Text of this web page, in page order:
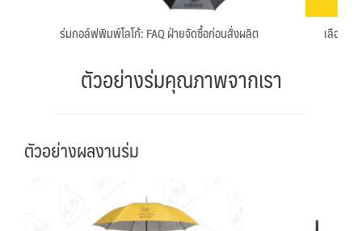
ร่มกอล์ฟพิมพ์โลโก้: FAQ ฝ่ายจัดซื้อก่อนสั่งผลิต เลือกป
ตัวอย่างร่มคุณภาพจากเรา
ตัวอย่างผลงานร่ม